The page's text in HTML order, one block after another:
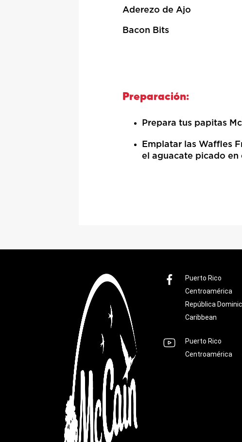
Aderezo de Ajo
Bacon Bits
Preparación:
Prepara tus papitas
Emplatar las Waffles
el aguacate picado en
Puerto Rico
Centroamérica
República
Caribbean
Puerto Rico
Centroamérica